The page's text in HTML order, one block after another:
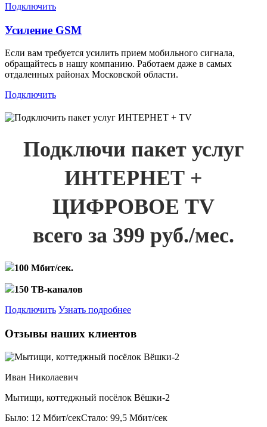
Подключить
Усиление GSM
Если вам требуется усилить прием мобильного сигнала,
обращайтесь в нашу компанию. Работаем даже в самых
отдаленных районах Московской области.
Подключить
Подключи пакет услуг
ИНТЕРНЕТ +
ЦИФРОВОЕ TV
всего за 399 руб./мес.
100 Мбит/сек.
150 ТВ-каналов
Подключить Узнать подробнее
Отзывы наших клиентов
Иван Николаевич
Мытищи, коттеджный посёлок Вёшки-2
Было: 12 Мбит/секСтало: 99,5 Мбит/сек